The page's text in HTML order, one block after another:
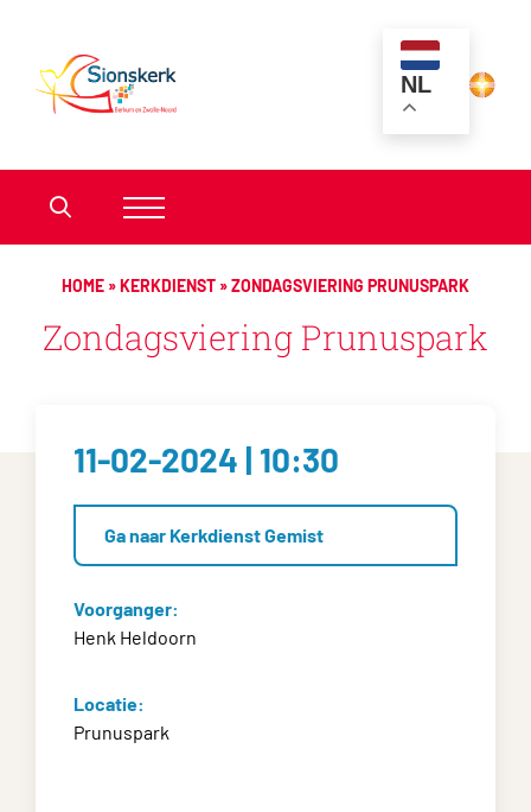
NL
HOME »KERKDIENST »ZONDAGSVIERING PRUNUSPARK
Zondagsviering Prunuspark
11-02-2024 | 10:30
Ga naar Kerkdienst Gemist
Voorganger:
Henk Heldoorn
Locatie:
Prunuspark